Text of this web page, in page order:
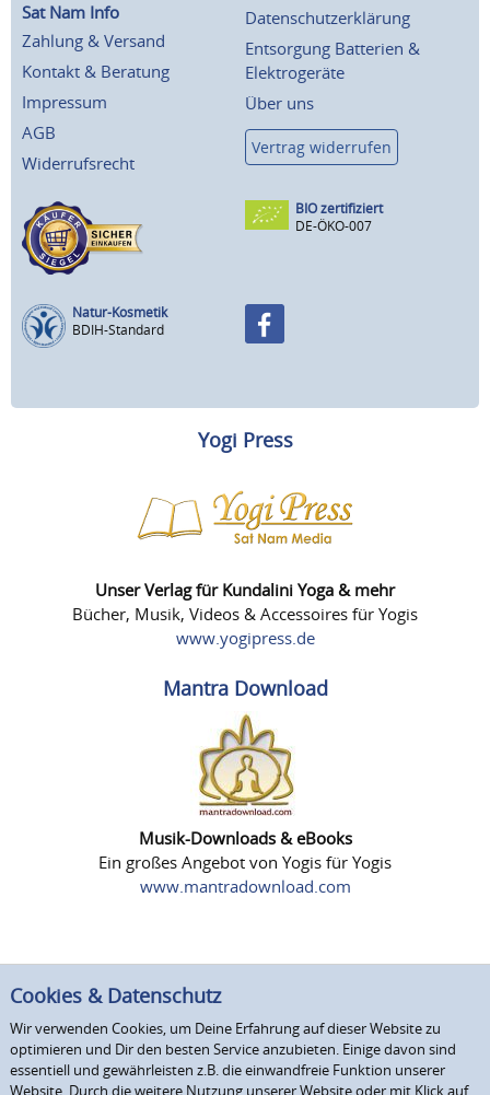
Sat Nam Info
Zahlung & Versand
Kontakt & Beratung
Impressum
AGB
Widerrufsrecht
Datenschutzerklärung
Entsorgung Batterien &
Elektrogeräte
Über uns
Vertrag widerrufen
BIO zertifiziert
DE-ÖKO-007
Natur-Kosmetik
BDIH-Standard
Yogi Press
Unser Verlag für Kundalini Yoga & mehr
Bücher, Musik, Videos & Accessoires für Yogis
www.yogipress.de
Mantra Download
Musik-Downloads & eBooks
Ein großes Angebot von Yogis für Yogis
www.mantradownload.com
Cookies & Datenschutz
Wir verwenden Cookies, um Deine Erfahrung auf dieser Website zu
optimieren und Dir den besten Service anzubieten. Einige davon sind
essentiell und gewährleisten z.B. die einwandfreie Funktion unserer
Website. Durch die weitere Nutzung unserer Website oder mit Klick auf